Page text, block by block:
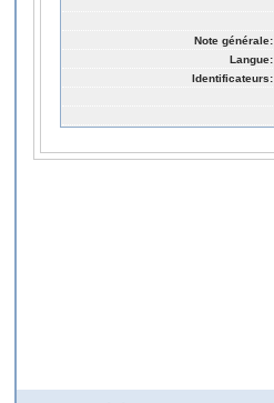
Note générale:
Langue:
Identificateurs: